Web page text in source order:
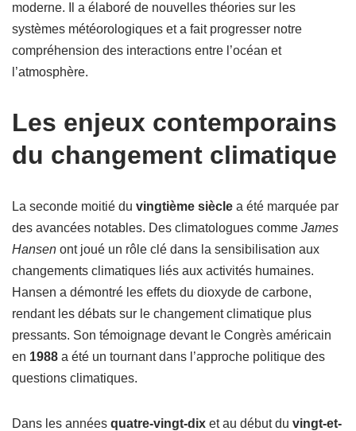
moderne. Il a élaboré de nouvelles théories sur les
systèmes météorologiques et a fait progresser notre
compréhension des interactions entre l’océan et
l’atmosphère.
Les enjeux contemporains
du changement climatique
La seconde moitié du vingtième siècle a été marquée par
des avancées notables. Des climatologues comme James
Hansen ont joué un rôle clé dans la sensibilisation aux
changements climatiques liés aux activités humaines.
Hansen a démontré les effets du dioxyde de carbone,
rendant les débats sur le changement climatique plus
pressants. Son témoignage devant le Congrès américain
en 1988 a été un tournant dans l’approche politique des
questions climatiques.
Dans les années quatre-vingt-dix et au début du vingt-et-